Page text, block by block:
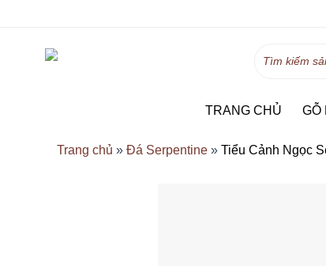
kiếm:
TRANG CHỦ GỖ
Trang chủ » Đá Serpentine » Tiểu Cảnh Ngọc